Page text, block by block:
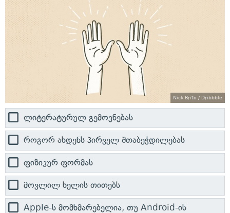
Nick Brito / Dribbble
ლიტერატურულ გემოვნებას
როგორ ახდენს პირველ შთაბეჭდილებას
ფიზიკურ ფორმას
მოვლილ ხელის თითებს
Apple-ს მომხმარებელია, თუ Android-ის